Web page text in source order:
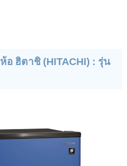
อ ฮิตาชิ (HITACHI) : รุ่น